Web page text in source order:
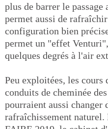
plus de barrer le
permet aussi de
configuration bien
permet un "effet
quelques degrés à l'air
Peu exploitées, les cours
conduits de cheminée
pourraient aussi changer
rafraîchissement naturel.